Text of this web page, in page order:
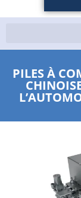
PILES À